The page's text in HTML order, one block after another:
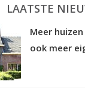
LAATSTE
Meer
ook meer